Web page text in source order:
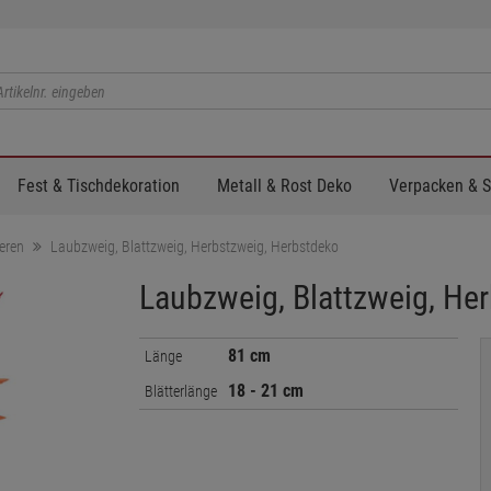
Fest & Tischdekoration Metall & Rost Deko Verpacken &
Laubzweig, Blattzweig, Herbstzweig, Herbstdeko
Laubzweig, Blattzweig,
Länge 81 cm
Blätterlänge 18 - 21 cm